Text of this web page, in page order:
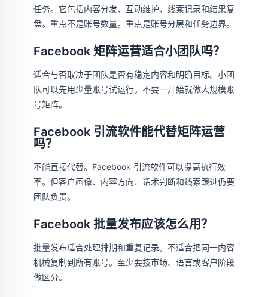
任务。它包括内容分发、互动维护、线索记录和结果复
盘。重点不是账号数量。重点是账号分层和任务边界。
Facebook 矩阵运营适合小团队吗？
适合与否取决于团队是否有稳定内容和明确目标。小团
队可以先用少量账号试运行。不要一开始就做大规模账
号矩阵。
Facebook 引流软件能代替矩阵运营
吗？
不能直接代替。Facebook 引流软件可以提高执行效
率。但客户画像、内容方向、话术判断和线索跟进仍要
团队负责。
Facebook 批量发布应该怎么用？
批量发布适合处理排期和重复记录。不适合把同一内容
机械复制到所有账号。至少要按市场、语言或客户阶段
做区分。